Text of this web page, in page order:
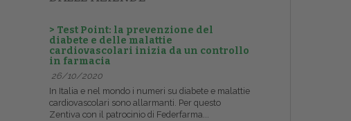
> Test Point: la prevenzione del
diabete e delle malattie
cardiovascolari inizia da un controllo
in farmacia
26/10/2020
In Italia e nel mondo i numeri su diabete e malattie
cardiovascolari sono allarmanti. Per questo
Zentiva con il patrocinio di Federfarma...